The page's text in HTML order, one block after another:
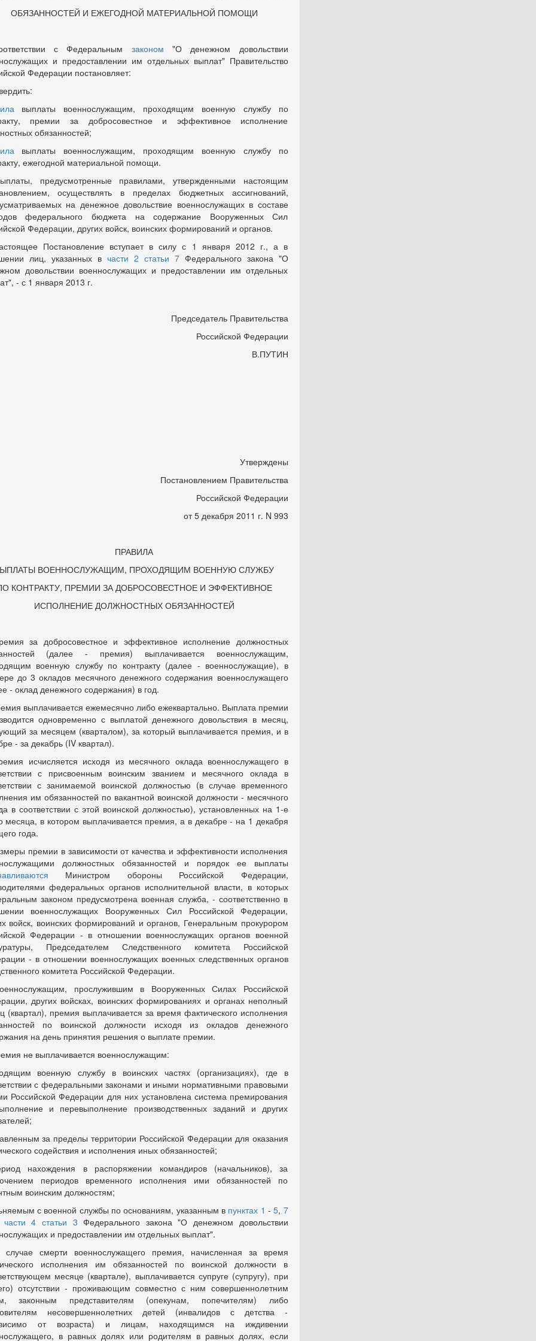
ОБЯЗАННОСТЕЙ И ЕЖЕГОДНОЙ МАТЕРИАЛЬНОЙ ПОМОЩИ
с Федеральным законом "О денежном довольствии
и предоставлении им отдельных выплат" Правительство
Федерации постановляет:
выплаты военнослужащим, проходящим военную службу по
премии за добросовестное и эффективное исполнение
обязанностей;
выплаты военнослужащим, проходящим военную службу по
ежегодной материальной помощи.
предусмотренные правилами, утвержденными настоящим
осуществлять в пределах бюджетных ассигнований,
на денежное довольствие военнослужащих в составе
федерального бюджета на содержание Вооруженных Сил
Федерации, других войск, воинских формирований и органов.
Постановление вступает в силу с 1 января 2012 г., а в
лиц, указанных в части 2 статьи 7Федерального закона "О
довольствии военнослужащих и предоставлении им отдельных
- с 1 января 2013 г.
Председатель Правительства
Российской Федерации
В.ПУТИН
Утверждены
Постановлением Правительства
Российской Федерации
от 5 декабря 2011 г. N 993
ПРАВИЛА
ВОЕННОСЛУЖАЩИМ, ПРОХОДЯЩИМ ВОЕННУЮ СЛУЖБУ
КОНТРАКТУ, ПРЕМИИ ЗА ДОБРОСОВЕСТНОЕ И ЭФФЕКТИВНОЕ
ИСПОЛНЕНИЕ ДОЛЖНОСТНЫХ ОБЯЗАННОСТЕЙ
за добросовестное и эффективное исполнение должностных
(далее - премия) выплачивается военнослужащим,
военную службу по контракту (далее - военнослужащие), в
до 3 окладов месячного денежного содержания военнослужащего
- оклад денежного содержания) в год.
выплачивается ежемесячно либо ежеквартально. Выплата премии
одновременно с выплатой денежного довольствия в месяц,
за месяцем (кварталом), за который выплачивается премия, и в
- за декабрь (IV квартал).
исчисляется исходя из месячного оклада военнослужащего в
с присвоенным воинским званием и месячного оклада в
с занимаемой воинской должностью (в случае временного
им обязанностей по вакантной воинской должности - месячного
в соответствии с этой воинской должностью), установленных на 1-е
месяца, в котором выплачивается премия, а в декабре - на 1 декабря
года.
премии в зависимости от качества и эффективности исполнения
должностных обязанностей и порядок ее выплаты
Министром обороны Российской Федерации,
федеральных органов исполнительной власти, в которых
законом предусмотрена военная служба, - соответственно в
военнослужащих Вооруженных Сил Российской Федерации,
войск, воинских формирований и органов, Генеральным прокурором
Федерации - в отношении военнослужащих органов военной
Председателем Следственного комитета Российской
- в отношении военнослужащих военных следственных органов
комитета Российской Федерации.
прослужившим в Вооруженных Силах Российской
других войсках, воинских формированиях и органах неполный
(квартал), премия выплачивается за время фактического исполнения
по воинской должности исходя из окладов денежного
на день принятия решения о выплате премии.
не выплачивается военнослужащим:
военную службу в воинских частях (организациях), где в
с федеральными законами и иными нормативными правовыми
Российской Федерации для них установлена система премирования
и перевыполнение производственных заданий и других
за пределы территории Российской Федерации для оказания
содействия и исполнения иных обязанностей;
нахождения в распоряжении командиров (начальников), за
периодов временного исполнения ими обязанностей по
воинским должностям;
с военной службы по основаниям, указанным в пунктах 1 -5, 7
части 4 статьи 3 Федерального закона "О денежном довольствии
и предоставлении им отдельных выплат".
смерти военнослужащего премия, начисленная за время
исполнения им обязанностей по воинской должности в
месяце (квартале), выплачивается супруге (супругу), при
отсутствии - проживающим совместно с ним совершеннолетним
законным представителям (опекунам, попечителям) либо
несовершеннолетних детей (инвалидов с детства -
от возраста) и лицам, находящимся на иждивении
в равных долях или родителям в равных долях, если